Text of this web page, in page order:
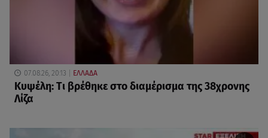
07.08.26, 20:13 ΕΛΛΑΔΑ
Κυψέλη: Tι βρέθηκε στο διαμέρισμα της 38χρονης
Λίζα